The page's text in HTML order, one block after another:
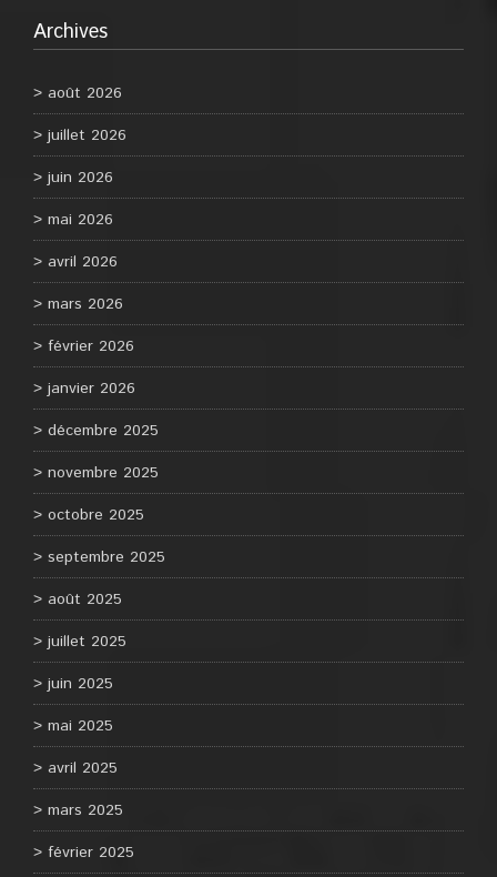
Archives
août 2026
juillet 2026
juin 2026
mai 2026
avril 2026
mars 2026
février 2026
janvier 2026
décembre 2025
novembre 2025
octobre 2025
septembre 2025
août 2025
juillet 2025
juin 2025
mai 2025
avril 2025
mars 2025
février 2025